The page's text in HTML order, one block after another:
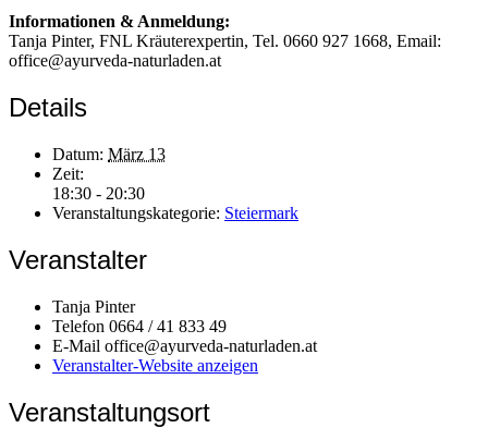
Informationen & Anmeldung:
Tanja Pinter, FNL Kräuterexpertin, Tel. 0660 927 1668, Email:
office@ayurveda-naturladen.at
Details
Datum: März 13
Zeit:
18:30 - 20:30
Veranstaltungskategorie: Steiermark
Veranstalter
Tanja Pinter
Telefon 0664 / 41 833 49
E-Mail office@ayurveda-naturladen.at
Veranstalter-Website anzeigen
Veranstaltungsort